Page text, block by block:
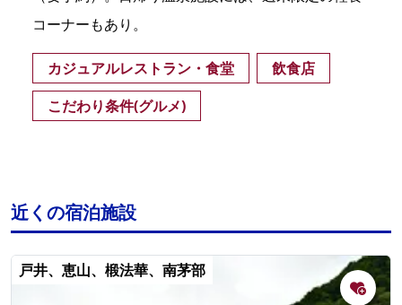
コーナーもあり。
カジュアルレストラン・食堂
飲食店
こだわり条件(グルメ)
近くの宿泊施設
戸井、恵山、椴法華、南茅部